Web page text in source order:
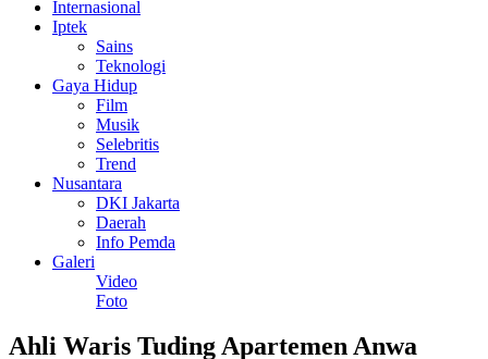
Internasional
Iptek
Sains
Teknologi
Gaya Hidup
Film
Musik
Selebritis
Trend
Nusantara
DKI Jakarta
Daerah
Info Pemda
Galeri
Video
Foto
Ahli Waris Tuding Apartemen Anwa